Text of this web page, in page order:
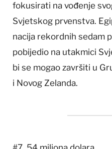
fokusirati na vođenje
Svjetskog prvenstva.
nacija rekordnih sedam
pobijedio na utakmici
bi se mogao završiti u
i Novog Zelanda.